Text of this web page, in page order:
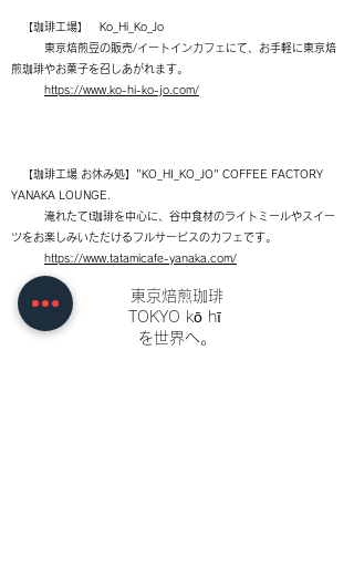
【珈琲工場】 Ko_Hi_Ko_Jo
東京焙煎豆の販売/イートインカフェにて、お手軽に東京焙
煎珈琲やお菓子を召しあがれます。
https://www.ko-hi-ko-jo.com/
【珈琲工場 お休み処】"KO_HI_KO_JO" COFFEE FACTORY
YANAKA LOUNGE.
​ 淹れたてt珈琲を中心に、谷中食材のライトミールやスイー
ツをお楽しみいただけるフルサービスのカフェです。
https://www.tatamicafe-yanaka.com/
東京焙煎珈琲
TOKYO kō hī
を世界へ。